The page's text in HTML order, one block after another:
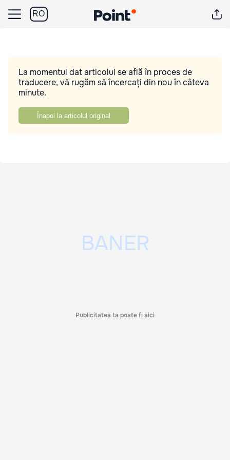
RO
La momentul dat articolul se află în proces de
traducere, vă rugăm să încercați din nou în câteva
minute.
Înapoi la articolul original
Publicitatea ta poate fi aici